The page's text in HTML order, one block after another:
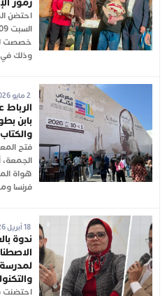
احتضن
خصصت
وذلك في
2 مايو 2026
بابن
والكتاب
فتح
الجمعة،
هواة
فرنسا
18 أبريل 2026
ندوة
احتضنت